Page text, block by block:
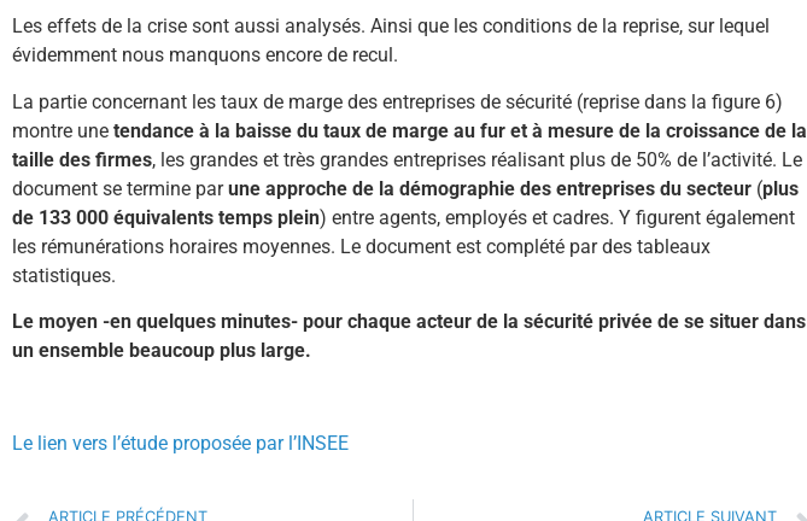
Les effets de la crise sont aussi analysés. Ainsi que les conditions de la reprise, sur lequel
évidemment nous manquons encore de recul.
La partie concernant les taux de marge des entreprises de sécurité (reprise dans la figure 6)
montre une tendance à la baisse du taux de marge au fur et à mesure de la croissance de la
taille des firmes, les grandes et très grandes entreprises réalisant plus de 50% de l’activité. Le
document se termine parune approche de la démographie des entreprises du secteur (plus
de 133 000 équivalents temps plein) entre agents, employés et cadres. Y figurent également
les rémunérations horaires moyennes. Le document est complété par des tableaux
statistiques.
Le moyen -en quelques minutes- pour chaque acteur de la sécurité privée de se situer dans
un ensemble beaucoup plus large.
Le lien vers l’étude proposée par l’INSEE
ARTICLE PRÉCÉDENT ARTICLE SUIVANT